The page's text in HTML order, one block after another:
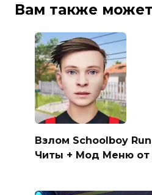
Вам также
Взлом Schoolboy
Читы + Мод Меню от